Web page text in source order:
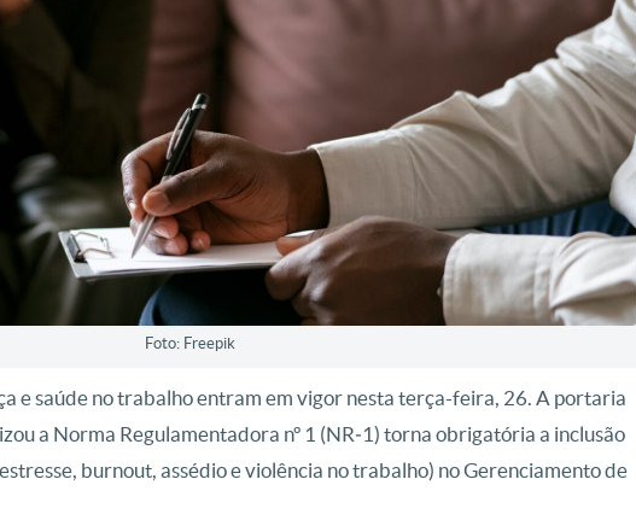
Foto: Freepik
e saúde no trabalho entram em vigor nesta terça-feira, 26. A portaria
a Norma Regulamentadora nº 1 (NR‑1) torna obrigatória a inclusão
burnout, assédio e violência no trabalho) no Gerenciamento de